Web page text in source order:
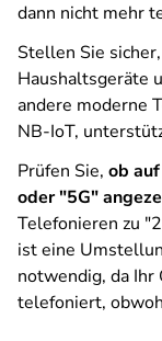
dann nicht mehr
Stellen Sie
Haushaltsgeräte
andere moderne
NB-IoT,
Prüfen Sie, ob
oder "5G"
Telefonieren zu
ist eine
notwendig, da
telefoniert,